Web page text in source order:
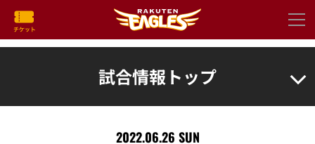
試合情報トップ
2022.06.26 SUN